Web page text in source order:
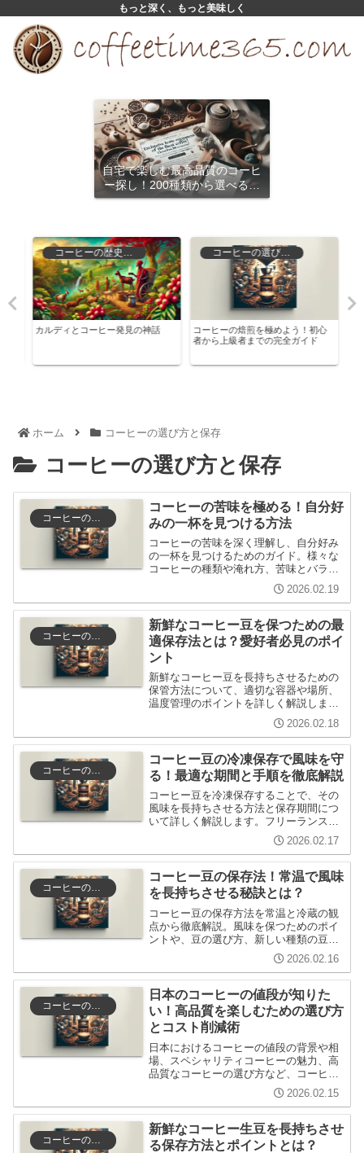
もっと深く、もっと美味しく
自宅で楽しむ最高品質のコーヒ
ー探し！200種類から選べるサ
ブスクリプション
コーヒーの歴史と文化
カルディとコーヒー発見の神話
コーヒーの選び方と保存
コーヒーの焙煎を極めよう！初心
者から上級者までの完全ガイド
ホーム コーヒーの選び方と保存
コーヒーの選び方と保存
コーヒーの選び方と保存
コーヒーの苦味を極める！自分好
みの一杯を見つける方法
コーヒーの苦味を深く理解し、自分好み
の一杯を見つけるためのガイド。様々な
コーヒーの種類や淹れ方、苦味とバラン
スの取り方、料理とのペアリング方法を
紹介し、コーヒーをもっと楽しむための
ヒントを提供します。
2026.02.19
コーヒーの選び方と保存
新鮮なコーヒー豆を保つための最
適保存法とは？愛好者必見のポイ
ント
新鮮なコーヒー豆を長持ちさせるための
保管方法について、適切な容器や場所、
温度管理のポイントを詳しく解説しま
す。また、豆の種類別の保存方法や、保
存期間の目安、風味を損なわないための
注意点についても触れ、コーヒー愛好者
に役立つ情報を提供します。
2026.02.18
コーヒー豆の冷凍保存で風味を守
る！最適な期間と手順を徹底解説
コーヒー豆を冷凍保存することで、その
風味を長持ちさせる方法と保存期間につ
いて詳しく解説します。フリーランスの
ライターにおすすめのコーヒーの楽しみ
方や、冷凍保存の効果を実体験を交えて
紹介し、新たなコーヒー体験を提案しま
す。
2026.02.17
コーヒーの選び方と保存
コーヒー豆の保存法！常温で風味
を長持ちさせる秘訣とは？
コーヒー豆の保存方法を常温と冷蔵の観
点から徹底解説。風味を保つためのポイ
ントや、豆の選び方、新しい種類の豆を
試す際の注意点についても触れます。コ
ーヒー好きのあなたにとって、長持ちさ
せるためのヒントが満載の記事です。
2026.02.16
コーヒーの選び方と保存
日本のコーヒーの値段が知りた
い！高品質を楽しむための選び方
とコスト削減術
日本におけるコーヒーの値段の背景や相
場、スペシャリティコーヒーの魅力、高
品質なコーヒーの選び方など、コーヒー
好きのフリーランスライターが知りたい
情報を深く探求します。自宅でのコーヒ
ー体験を豊かにするためのヒントも紹介
します。
2026.02.15
コーヒーの選び方と保存
新鮮なコーヒー生豆を長持ちさせ
る保存方法とポイントとは？